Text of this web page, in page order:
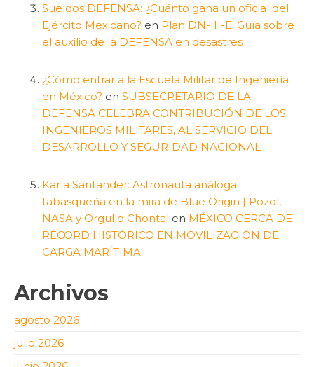
Sueldos DEFENSA: ¿Cuánto gana un oficial del
Ejército Mexicano? en Plan DN-III-E: Guía sobre
el auxilio de la DEFENSA en desastres
¿Cómo entrar a la Escuela Militar de Ingeniería
en México? en SUBSECRETARIO DE LA
DEFENSA CELEBRA CONTRIBUCIÓN DE LOS
INGENIEROS MILITARES, AL SERVICIO DEL
DESARROLLO Y SEGURIDAD NACIONAL
Karla Santander: Astronauta análoga
tabasqueña en la mira de Blue Origin | Pozol,
NASA y Orgullo Chontal en MÉXICO CERCA DE
RÉCORD HISTÓRICO EN MOVILIZACIÓN DE
CARGA MARÍTIMA
Archivos
agosto 2026
julio 2026